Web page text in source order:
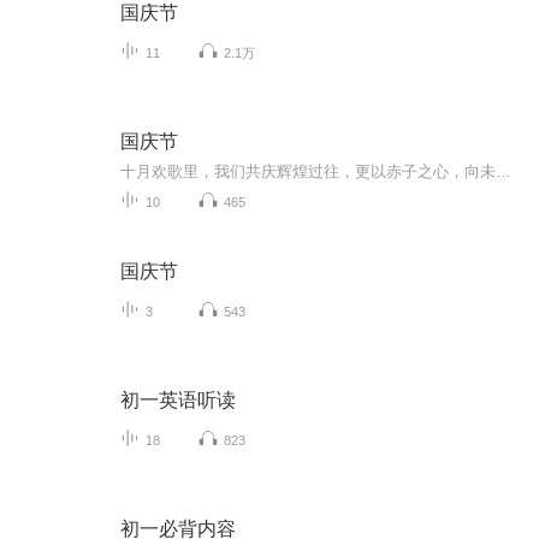
国庆节
11 2.1万
国庆节
10 465
国庆节
3 543
初一英语听读
18 823
初一必背内容